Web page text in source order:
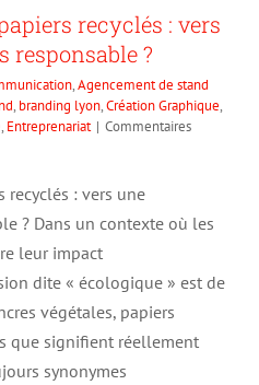
recyclés : vers
responsable ?
,Agencement de stand
, branding lyon,Création Graphique,
, Entreprenariat | Commentaires
recyclés : vers une
? Dans un contexte où les
leur impact
dite « écologique » est de
végétales, papiers
que signifient réellement
synonymes